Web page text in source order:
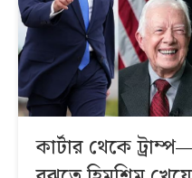
কার্টার থেকে